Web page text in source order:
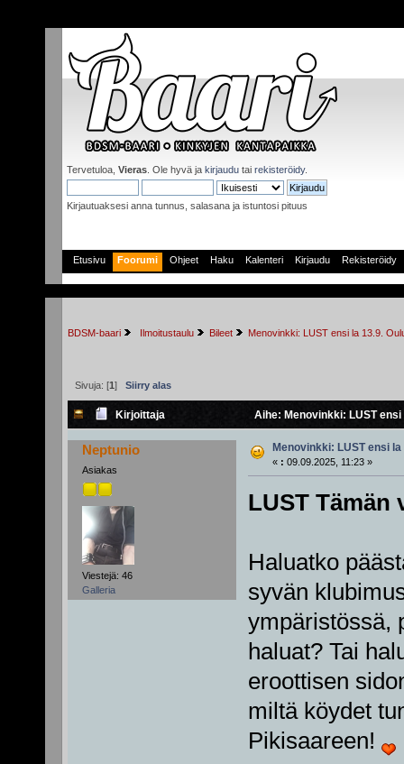
Tervetuloa, Vieras . Ole hyvä ja kirjaudu tai rekisteröidy.
Kirjautuaksesi anna tunnus, salasana ja istuntosi pituus
Etusivu Foorumi Ohjeet Haku Kalenteri Kirjaudu Rekisteröidy
BDSM-baari Ilmoitustaulu Bileet Menovinkki: LUST ensi la 13.9.
Sivuja: [1] Siirry alas
Kirjoittaja Aihe: Menovinkki: LUST
Neptunio
Asiakas
Viestejä: 46
Galleria
Menovinkki: LUST ensi
« : 09.09.2025, 11:23 »
LUST Tämän
Haluatko
syvän
ympäristössä,
haluat? Tai
eroottisen
miltä köydet
Pikisaareen!